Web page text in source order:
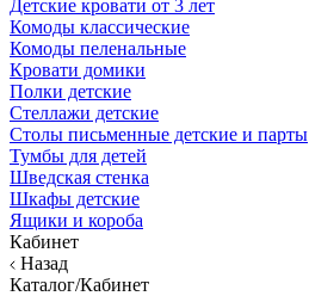
Детские кровати от 3 лет
Комоды классические
Комоды пеленальные
Кровати домики
Полки детские
Стеллажи детские
Столы письменные детские и парты
Тумбы для детей
Шведская стенка
Шкафы детские
Ящики и короба
Кабинет
Назад
Каталог/Кабинет